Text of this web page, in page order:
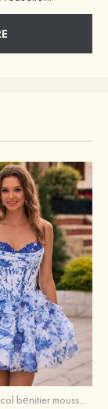
Robe trapèze col bénitier mousseline courte/mini robe de fête de la rentrée avec appliqué